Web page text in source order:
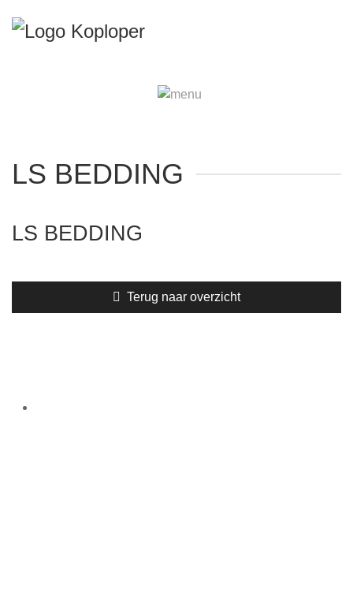
LS BEDDING
LS BEDDING
Terug naar overzicht